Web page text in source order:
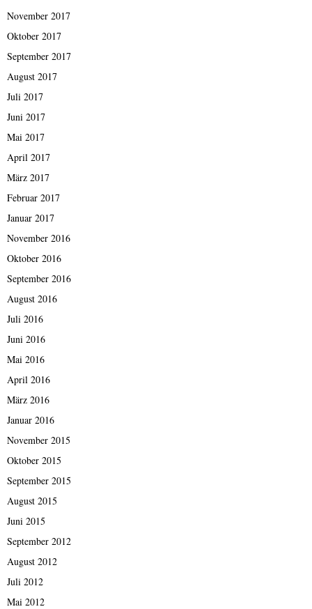
November 2017
Oktober 2017
September 2017
August 2017
Juli 2017
Juni 2017
Mai 2017
April 2017
März 2017
Februar 2017
Januar 2017
November 2016
Oktober 2016
September 2016
August 2016
Juli 2016
Juni 2016
Mai 2016
April 2016
März 2016
Januar 2016
November 2015
Oktober 2015
September 2015
August 2015
Juni 2015
September 2012
August 2012
Juli 2012
Mai 2012